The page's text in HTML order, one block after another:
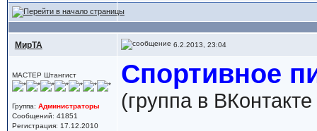
МирТА 6.2.2013, 23:04
МАСТЕР Штангист
Группа: Администраторы
Сообщений: 41851
Регистрация: 17.12.2010
Спортивное
(группа в